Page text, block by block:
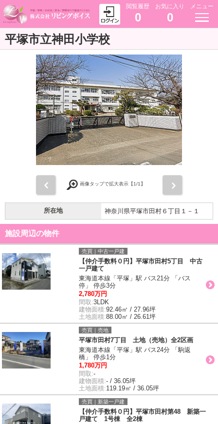
閲覧履歴
0
お気に入り
0
メニュー
平塚市立神田小学校
画像タップで拡大表示【1/1】
所在地 神奈川県平塚市田村６丁目１－１
施設周辺の物件
売買｜中古一戸建
【仲介手数料０円】平塚市田村5丁目 中古
一戸建て
東海道本線「平塚」駅 バス21分 「バス
停」 停歩3分
2,780万円
間取:3LDK
建物面積:92.46㎡ / 27.96坪
土地面積:88.00㎡ / 26.61坪
売買｜売地
平塚市田村7丁目 土地（売地）全2区画
東海道本線「平塚」駅 バス24分 「駒返
橋」 停歩1分
1,780万円
間取:-
建物面積:- / 36.05坪
土地面積:119.19㎡ / 36.05坪
売買｜新築一戸建
【仲介手数料０円】平塚市田村第48 新築一
戸建て 1号棟 全2棟